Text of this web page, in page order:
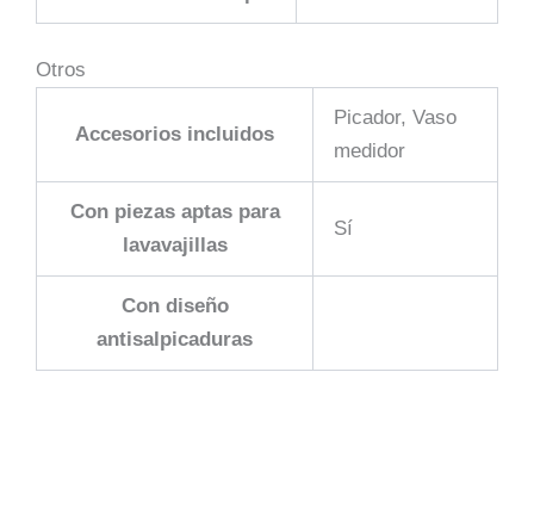
Otros
Accesorios incluidos
Picador, Vaso
medidor
Con piezas aptas para
lavavajillas
Sí
Con diseño
antisalpicaduras